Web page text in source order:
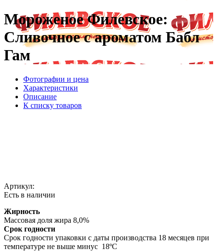
Мороженое Филевское:
Сливочное с ароматом Бабл
Гам
Фотографии и цена
Характеристики
Описание
К списку товаров
Артикул:
Есть в наличии
Жирность
Массовая доля жира 8,0%
Срок годности
Срок годности упаковки с даты производства 18 месяцев при
температуре не выше минус 18ºС